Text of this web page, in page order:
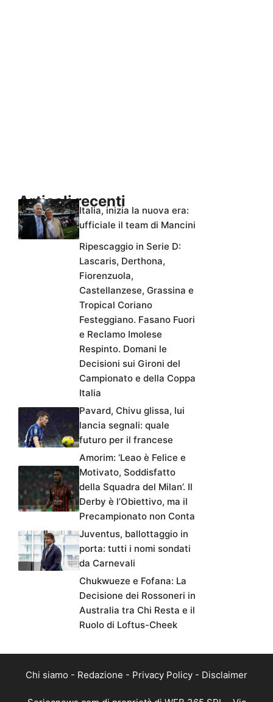
Articoli recenti
Italia, inizia la nuova era:
ufficiale il team di Mancini
Ripescaggio in Serie D:
Lascaris, Derthona,
Fiorenzuola,
Castellanzese, Grassina e
Tropical Coriano
Festeggiano. Fasano Fuori
e Reclamo Imolese
Respinto. Domani le
Decisioni sui Gironi del
Campionato e della Coppa
Italia
Pavard, Chivu glissa, lui
lancia segnali: quale
futuro per il francese
Amorim: ‘Leao è Felice e
Motivato, Soddisfatto
della Squadra del Milan’. Il
Derby è l’Obiettivo, ma il
Precampionato non Conta
Juventus, ballottaggio in
porta: tutti i nomi sondati
da Carnevali
Chukwueze e Fofana: La
Decisione dei Rossoneri in
Australia tra Chi Resta e il
Ruolo di Loftus-Cheek
Chi siamo - Redazione - Privacy Policy - Disclaimer